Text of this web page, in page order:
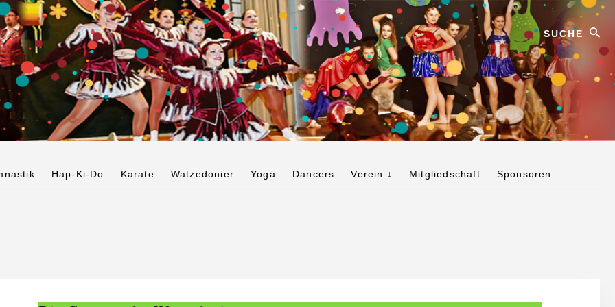
Suche
Hap-Ki-Do Karate Watzedonier Yoga Dancers Verein ↓ Mitgliedschaft Sponsoren